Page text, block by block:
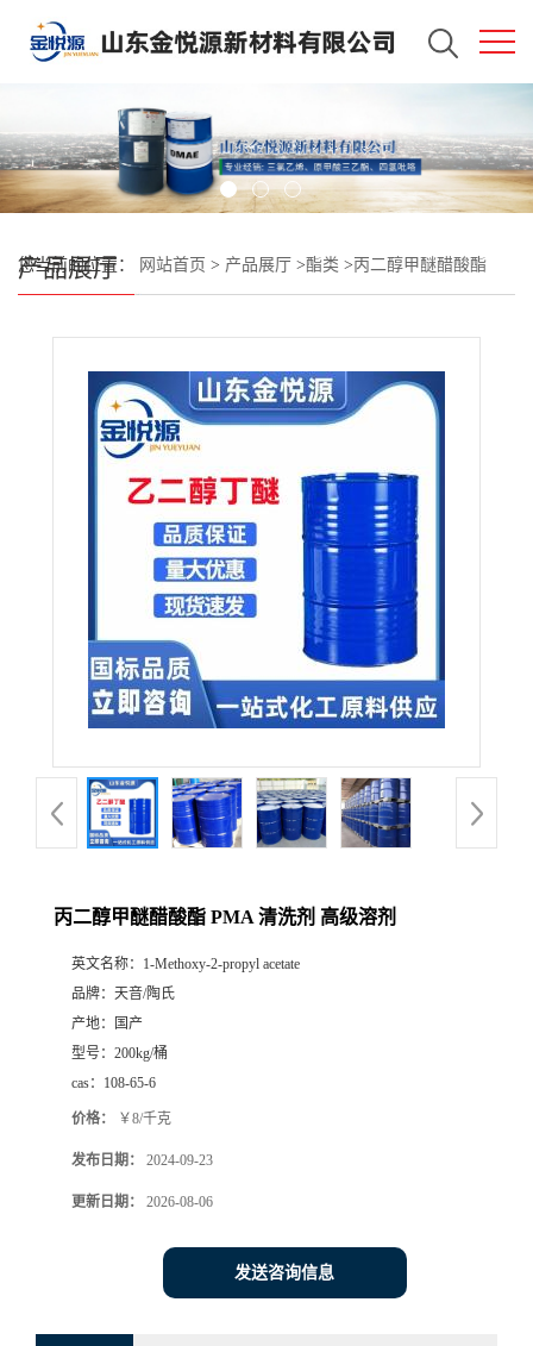
产品展厅
您当前的位置： 网站首页 > 产品展厅 >酯类 >丙二醇甲醚醋酸酯
丙二醇甲醚醋酸酯 PMA 清洗剂 高级溶剂
英文名称： 1-Methoxy-2-propyl acetate
品牌： 天音/陶氏
产地：
国产
型号： 200kg/桶
cas： 108-65-6
价格： ￥8/千克
发布日期： 2024-09-23
更新日期： 2026-08-06
发送咨询信息